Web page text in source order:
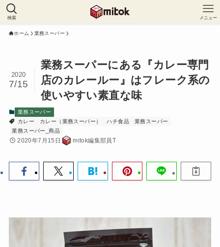
検索 メニュー
ホーム 業務スーパー
業務スーパーにある『カレー専門
店のカレールー』はフレーク系の
使いやすい素直な味
2020
7/15
業務スーパー
カレー
カレー（業務スーパー） ハチ食品
業務スーパー
業務スーパー_商品
2020年7月15日 mitok編集部員T